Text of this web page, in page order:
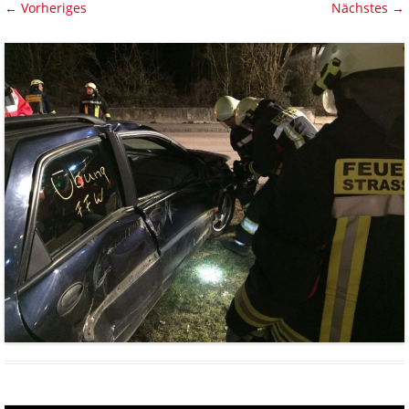
← Vorheriges Nächstes →